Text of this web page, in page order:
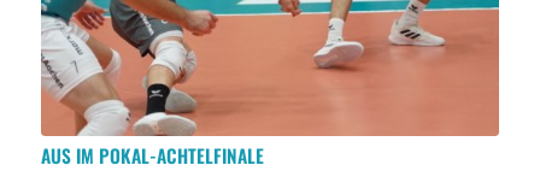
AUS IM POKAL-ACHTELFINALE